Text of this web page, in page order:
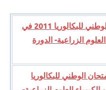
موضوع الامتحان الوطني للبكالوريا 2011 في
الزراعية- الدورة
الوطني للبكالوريا